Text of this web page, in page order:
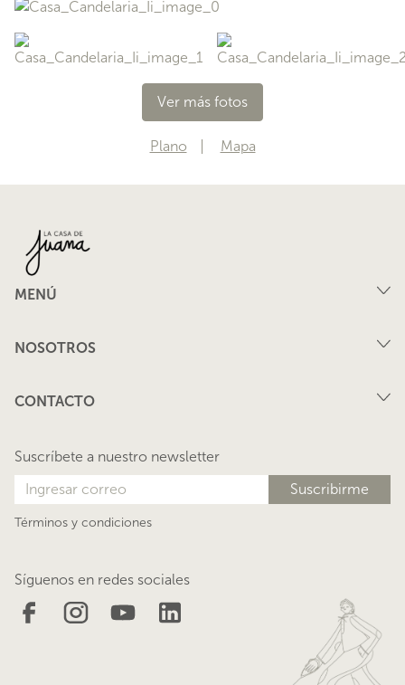
izquierda, por un umbral de dos puertas, y una notable
doble altura. Notarás que todo el espacio está cubierto de
piso de maderaparquetrecién pulido y vitrificado. Este
Ver más fotos
Plano Mapa
MENÚ
Nosotros
Blog
NOSOTROS
CONTACTO
Suscríbete a nuestro newsletter
Términos y condiciones
Síguenos en redes sociales